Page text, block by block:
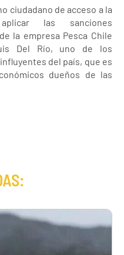
ciudadano de acceso a la
las sanciones
la empresa Pesca Chile
Del Río, uno de los
del país, que es
dueños de las